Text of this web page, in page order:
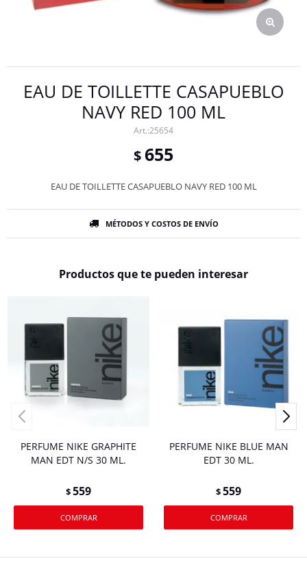
EAU DE TOILLETTE CASAPUEBLO
NAVY RED 100 ML
25654
$655
EAU DE TOILLETTE CASAPUEBLO NAVY RED 100 ML
MÉTODOS Y COSTOS DE ENVÍO
Productos que te pueden interesar
PERFUME NIKE GRAPHITE
MAN EDT N/S 30 ML.
$559
PERFUME NIKE BLUE MAN
EDT 30 ML.
$559